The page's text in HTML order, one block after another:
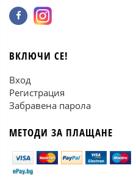
ВКЛЮЧИ СЕ!
Вход
Регистрация
Забравена парола
МЕТОДИ ЗА ПЛАЩАНЕ